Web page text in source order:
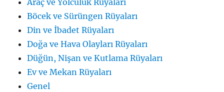
Araç ve Yolculuk Rüyaları
Böcek ve Sürüngen Rüyaları
Din ve İbadet Rüyaları
Doğa ve Hava Olayları Rüyaları
Düğün, Nişan ve Kutlama Rüyaları
Ev ve Mekan Rüyaları
Genel